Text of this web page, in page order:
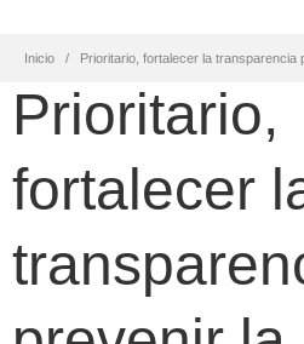
Inicio Prioritario, fortalecer la transparencia
Prioritario,
fortalecer